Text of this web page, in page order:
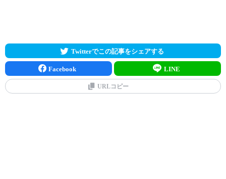
Twitterでこの記事をシェアする
Facebook LINE
URLコピー